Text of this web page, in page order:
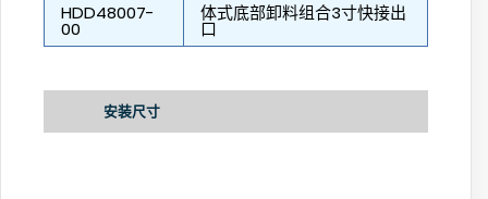
HDD48007-
00
体式底部卸料组合3寸快接出
口
安装尺寸